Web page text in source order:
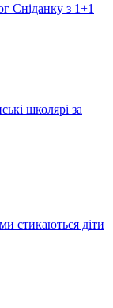
Сніданку з 1+1
школярі за
стикаються діти